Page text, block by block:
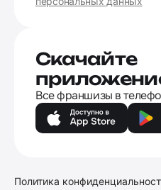
Скачайте
Все франшизы в
Политика